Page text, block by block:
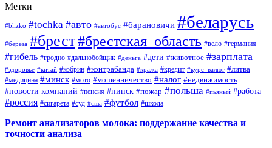
Метки
#blizko #tochka #авто #автобус #барановичи #беларусь
#берёза #брест#брестская_область #вело #германия
#гибель #гродно #дальнобойщик #деньга #дети #животное #зарплата
#здоровье #китай #кобрин #контрабанда #кража #кредит #курс_валют #литва
#медицина #минск #мото #мошенничество #налог #недвижимость
#новости компаний #пенсия #пинск #пожар #польша #пьяный #работа
#россия #сигарета #суд #сша #футбол #школа
Ремонт анализаторов молока: поддержание качества и
точности анализа